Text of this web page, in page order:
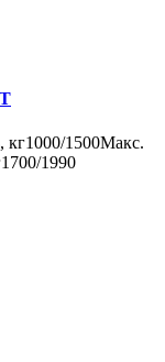
кг1000/1500Макс.
1700/1990